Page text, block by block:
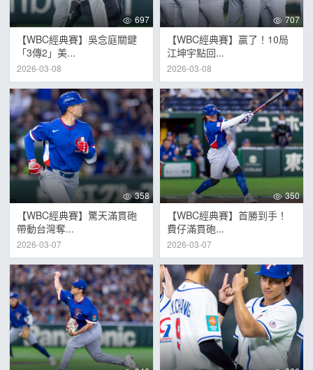
697
【WBC經典賽】吳念庭關鍵
「3傳2」美...
2026-03-08
707
【WBC經典賽】贏了！10局
江坤宇點回...
2026-03-08
358
【WBC經典賽】驚天滿貫砲
帶動台灣奪...
2026-03-07
350
【WBC經典賽】首勝到手！
費仔滿貫砲...
2026-03-07